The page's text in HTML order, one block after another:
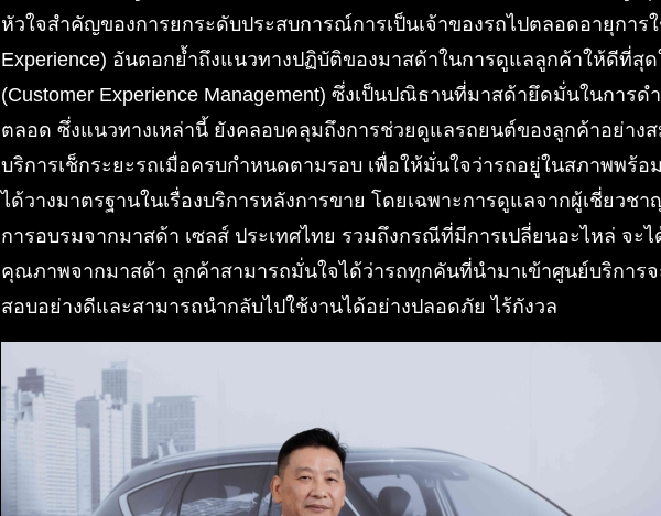
หัวใจสำคัญของการยกระดับประสบการณ์การเป็นเจ้าของรถไปตลอดอายุการใ
Experience) อันตอกย้ำถึงแนวทางปฏิบัติของมาสด้าในการดูแลลูกค้าให้ดีที่สุ
(Customer Experience Management) ซึ่งเป็นปณิธานที่มาสด้ายึดมั่นในการด
ตลอด ซึ่งแนวทางเหล่านี้ ยังคลอบคลุมถึงการช่วยดูแลรถยนต์ของลูกค้าอย่างส
บริการเช็กระยะรถเมื่อครบกำหนดตามรอบ เพื่อให้มั่นใจว่ารถอยู่ในสภาพพร้อ
ได้วางมาตรฐานในเรื่องบริการหลังการขาย โดยเฉพาะการดูแลจากผู้เชี่ยวช
การอบรมจากมาสด้า เซลส์ ประเทศไทย รวมถึงกรณีที่มีการเปลี่ยนอะไหล่ จะ
คุณภาพจากมาสด้า ลูกค้าสามารถมั่นใจได้ว่ารถทุกคันที่นำมาเข้าศูนย์บริการจ
สอบอย่างดีและสามารถนำกลับไปใช้งานได้อย่างปลอดภัย ไร้กังวล